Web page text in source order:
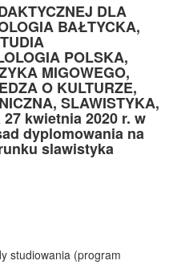
DLA
BAŁTYCKA,
POLSKA,
MIGOWEGO,
O KULTURZE,
SLAWISTYKA,
kwietnia 2020 r. w
dyplomowania na
slawistyka
studiowania (program